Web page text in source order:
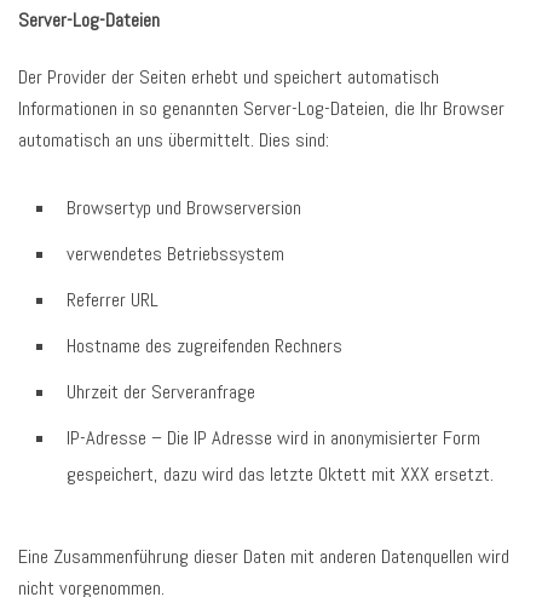
Server-Log-Dateien
Der Provider der Seiten erhebt und speichert automatisch
Informationen in so genannten Server-Log-Dateien, die Ihr Browser
automatisch an uns übermittelt. Dies sind:
Browsertyp und Browserversion
verwendetes Betriebssystem
Referrer URL
Hostname des zugreifenden Rechners
Uhrzeit der Serveranfrage
IP-Adresse – Die IP Adresse wird in anonymisierter Form
gespeichert, dazu wird das letzte Oktett mit XXX ersetzt.
Eine Zusammenführung dieser Daten mit anderen Datenquellen wird
nicht vorgenommen.